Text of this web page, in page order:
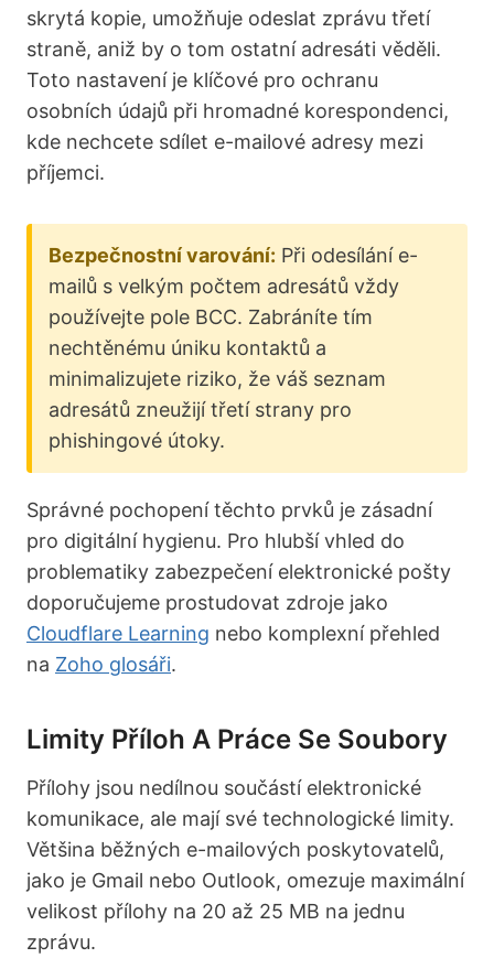
skrytá kopie, umožňuje odeslat zprávu třetí
straně, aniž by o tom ostatní adresáti věděli.
Toto nastavení je klíčové pro ochranu
osobních údajů při hromadné korespondenci,
kde nechcete sdílet e-mailové adresy mezi
příjemci.
Bezpečnostní varování: Při odesílání e-
mailů s velkým počtem adresátů vždy
používejte pole BCC. Zabráníte tím
nechtěnému úniku kontaktů a
minimalizujete riziko, že váš seznam
adresátů zneužijí třetí strany pro
phishingové útoky.
Správné pochopení těchto prvků je zásadní
pro digitální hygienu. Pro hlubší vhled do
problematiky zabezpečení elektronické pošty
doporučujeme prostudovat zdroje jako
Cloudflare Learning nebo komplexní přehled
na Zoho glosáři.
Limity Příloh A Práce Se Soubory
Přílohy jsou nedílnou součástí elektronické
komunikace, ale mají své technologické limity.
Většina běžných e-mailových poskytovatelů,
jako je Gmail nebo Outlook, omezuje maximální
velikost přílohy na 20 až 25 MB na jednu
zprávu.